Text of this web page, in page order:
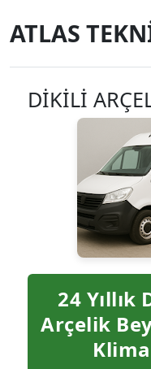
ATLAS
DİKİLİ
24
Arçelik